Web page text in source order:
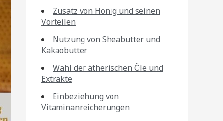
Zusatz von Honig und seinen
Vorteilen
Nutzung von Sheabutter und
Kakaobutter
Wahl der ätherischen Öle und
Extrakte
Einbeziehung von
Vitaminanreicherungen